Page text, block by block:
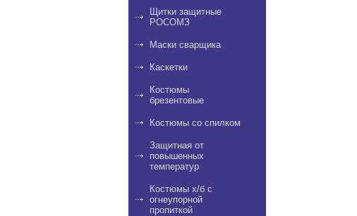
Щитки защитные
РОСОМЗ
Маски сварщика
Каскетки
Костюмы
брезентовые
Костюмы со спилком
Защитная от
повышенных
температур
Костюмы х/б с
огнеупорной
пропиткой